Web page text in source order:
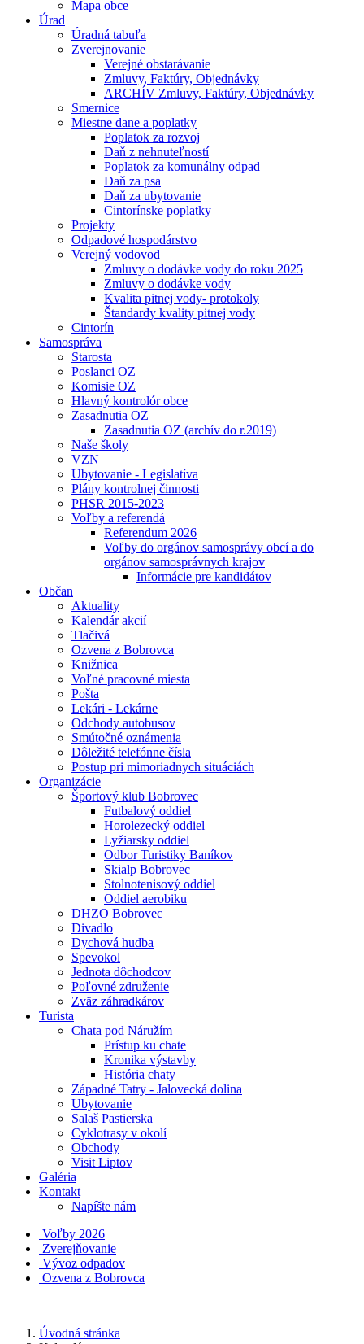
Mapa obce
Úrad
Úradná tabuľa
Zverejnovanie
Verejné obstarávanie
Zmluvy, Faktúry, Objednávky
ARCHÍV Zmluvy, Faktúry, Objednávky
Smernice
Miestne dane a poplatky
Poplatok za rozvoj
Daň z nehnuteľností
Poplatok za komunálny odpad
Daň za psa
Daň za ubytovanie
Cintorínske poplatky
Projekty
Odpadové hospodárstvo
Verejný vodovod
Zmluvy o dodávke vody do roku 2025
Zmluvy o dodávke vody
Kvalita pitnej vody- protokoly
Štandardy kvality pitnej vody
Cintorín
Samospráva
Starosta
Poslanci OZ
Komisie OZ
Hlavný kontrolór obce
Zasadnutia OZ
Zasadnutia OZ (archív do r.2019)
Naše školy
VZN
Ubytovanie - Legislatíva
Plány kontrolnej činnosti
PHSR 2015-2023
Voľby a referendá
Referendum 2026
Voľby do orgánov samosprávy obcí a do
orgánov samosprávnych krajov
Informácie pre kandidátov
Občan
Aktuality
Kalendár akcií
Tlačivá
Ozvena z Bobrovca
Knižnica
Voľné pracovné miesta
Pošta
Lekári - Lekárne
Odchody autobusov
Smútočné oznámenia
Dôležité telefónne čísla
Postup pri mimoriadnych situáciách
Organizácie
Športový klub Bobrovec
Futbalový oddiel
Horolezecký oddiel
Lyžiarsky oddiel
Odbor Turistiky Baníkov
Skialp Bobrovec
Stolnotenisový oddiel
Oddiel aerobiku
DHZO Bobrovec
Divadlo
Dychová hudba
Spevokol
Jednota dôchodcov
Poľovné združenie
Zväz záhradkárov
Turista
Chata pod Náružím
Prístup ku chate
Kronika výstavby
História chaty
Západné Tatry - Jalovecká dolina
Ubytovanie
Salaš Pastierska
Cyklotrasy v okolí
Obchody
Visit Liptov
Galéria
Kontakt
Napíšte nám
Voľby 2026
Zverejňovanie
Vývoz odpadov
Ozvena z Bobrovca
Úvodná stránka